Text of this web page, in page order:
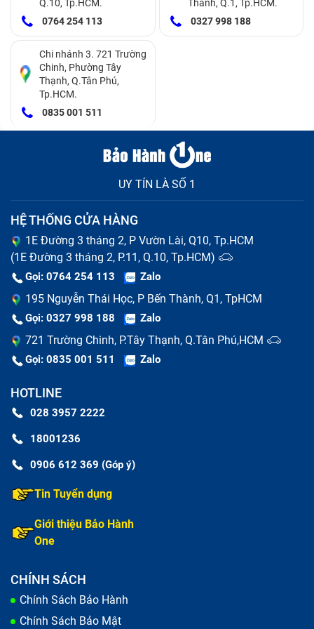
mà hiển thị nhiều ký tự hoặc nhảy sang ký tự khác,
có thể do phần mềm hoặc do kết nối mạch phím bị
lỗi.
Kẹt phím: Khi bấm phím không trở lại vị trí ban đầu,
thường do bụi bẩn, thức ăn rơi vào khe phím, hoặc
các lò xo bên dưới phím bị hỏng.
Phím bị mòn hoặc mất
: Sau thời gian dài sử dụng,
phím hoặc phím bị lún xuống,...
Q.10, Tp.HCM.
0764 254 113
Thành, Q.1, Tp.HCM.
0327 998 188
Chi nhánh 3. 721 Trường
Chinh, Phường Tây
Thạnh, Q.Tân Phú,
Tp.HCM.
0835 001 511
UY TÍN LÀ SỐ 1
HỆ THỐNG CỬA HÀNG
1E Đường 3 tháng 2, P Vườn Lài, Q10, Tp.HCM
(1E Đường 3 tháng 2, P.11, Q.10, Tp.HCM)
Gọi: 0764 254 113 Zalo
195 Nguyễn Thái Học, P Bến Thành, Q1, TpHCM
Gọi: 0327 998 188 Zalo
721 Trường Chinh, P.Tây Thạnh, Q.Tân Phú,HCM
Gọi: 0835 001 511 Zalo
HOTLINE
028 3957 2222
18001236
0906 612 369 (Góp ý)
Tin Tuyển dụng
Giới thiệu Bảo Hành
One
CHÍNH SÁCH
Chính Sách Bảo Hành
Chính Sách Bảo Mật